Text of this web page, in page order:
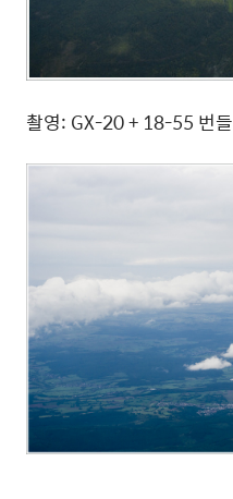
촬영: GX-20 + 18-55 번들